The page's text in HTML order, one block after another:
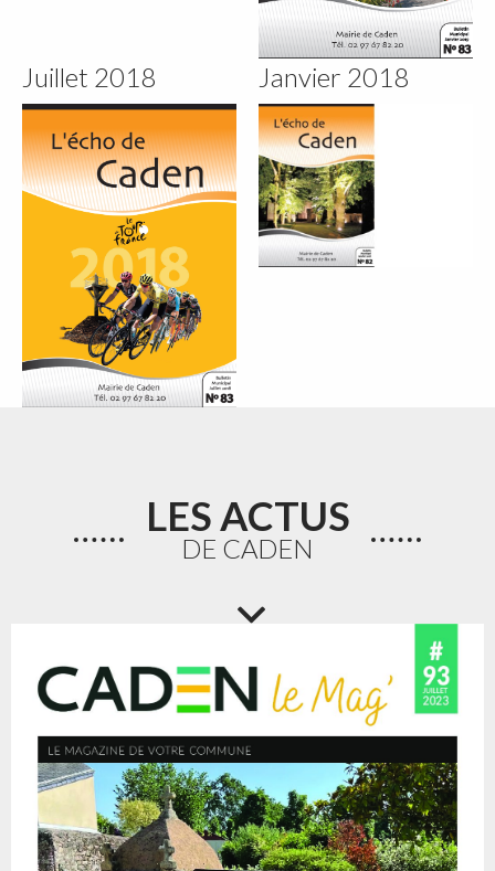
Juillet 2018 Janvier 2018
LES ACTUS
DE CADEN